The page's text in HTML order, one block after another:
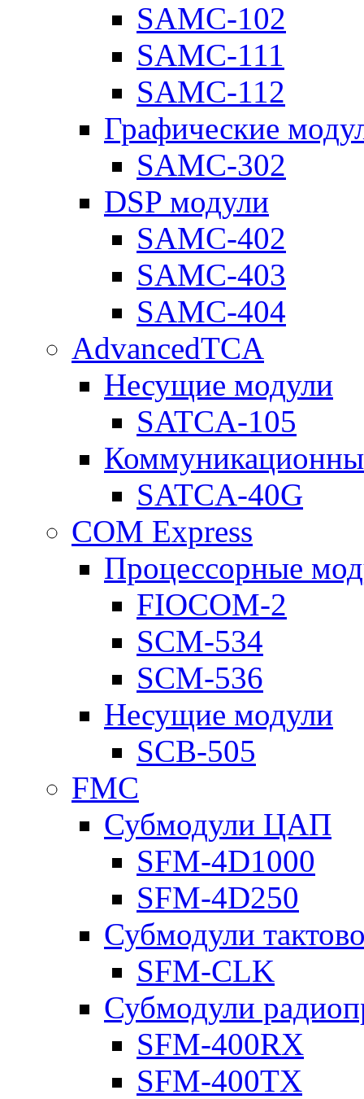
SAMC-102
SAMC-111
SAMC-112
Графические
SAMC-302
DSP модули
SAMC-402
SAMC-403
SAMC-404
AdvancedTCA
Несущие модули
SATCA-105
SATCA-40G
COM Express
Процессорные
FIOCOM-2
SCM-534
SCM-536
Несущие модули
SCB-505
FMC
Субмодули ЦАП
SFM-4D1000
SFM-4D250
Субмодули
SFM-CLK
Субмодули
SFM-400RX
SFM-400TX